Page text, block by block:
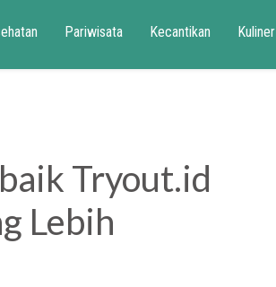
Pariwisata Kecantikan Kuliner
Tryout.id
Lebih